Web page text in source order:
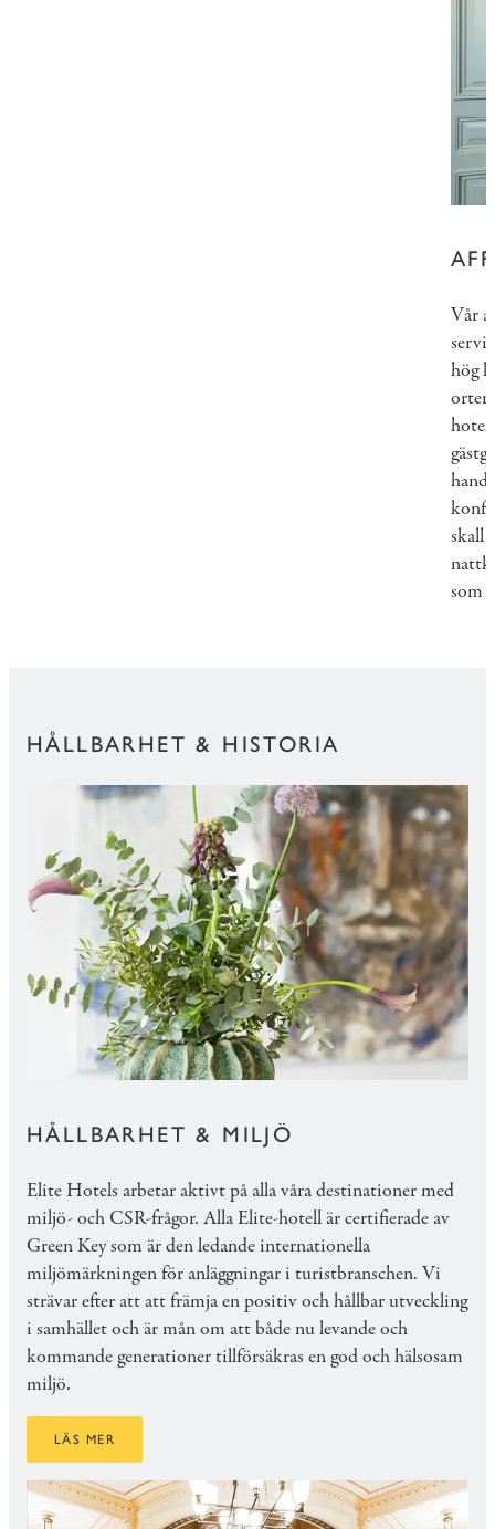
Vår
hög
orter
skall
som
HÅLLBARHET & HISTORIA
HÅLLBARHET & MILJÖ
Elite Hotels arbetar aktivt på alla våra destinationer med
miljö- och CSR-frågor. Alla Elite-hotell är certifierade av
Green Key som är den ledande internationella
miljömärkningen för anläggningar i turistbranschen. Vi
strävar efter att att främja en positiv och hållbar utveckling
i samhället och är mån om att både nu levande och
kommande generationer tillförsäkras en god och hälsosam
miljö.
LÄS MER